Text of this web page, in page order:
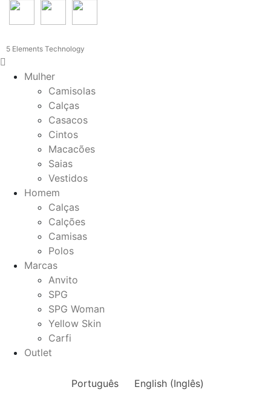
5 Elements Technology
Mulher
Camisolas
Calças
Casacos
Cintos
Macacões
Saias
Vestidos
Homem
Calças
Calções
Camisas
Polos
Marcas
Anvito
SPG
SPG Woman
Yellow Skin
Carfi
Outlet
Português English(Inglês)